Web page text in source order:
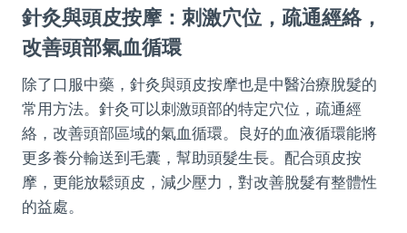
針灸與頭皮按摩：刺激穴位，疏通經絡，
改善頭部氣血循環
除了口服中藥，針灸與頭皮按摩也是中醫治療脫髮的
常用方法。針灸可以刺激頭部的特定穴位，疏通經
絡，改善頭部區域的氣血循環。良好的血液循環能將
更多養分輸送到毛囊，幫助頭髮生長。配合頭皮按
摩，更能放鬆頭皮，減少壓力，對改善脫髮有整體性
的益處。